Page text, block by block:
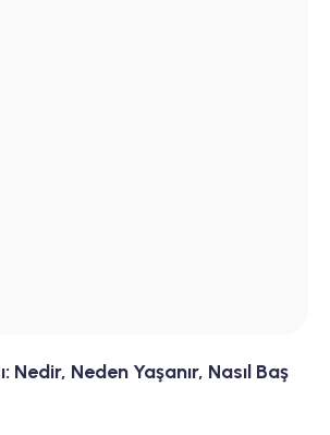
Nedir, Neden Yaşanır, Nasıl Baş